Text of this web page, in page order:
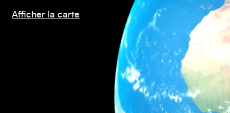
Afficher la carte
Amérique du Nord